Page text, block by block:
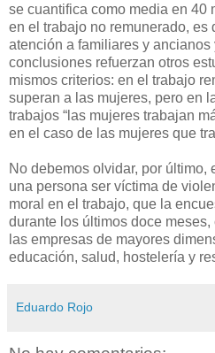
se cuantifica como media en 40
en el trabajo no remunerado, es
atención a familiares y ancianos
conclusiones refuerzan otros
mismos criterios: en el trabajo
superan a las mujeres, pero en
trabajos “las mujeres trabajan
en el caso de las mujeres que
No debemos olvidar, por último,
una persona ser víctima de
moral en el trabajo, que la
durante los últimos doce
las empresas de mayores
educación, salud, hostelería y
Eduardo Rojo